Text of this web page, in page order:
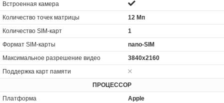
Встроенная камера
Количество точек матрицы
12 Мп
Количество SIM-карт
1
Формат SIM-карты
nano-SIM
Максимальное разрешение видео
3840x2160
Поддержка карт памяти
ПРОЦЕССОР
Платформа
Apple